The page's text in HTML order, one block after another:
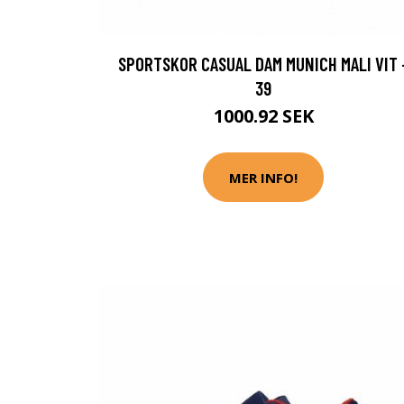
SPORTSKOR CASUAL DAM MUNICH MALI
39
1000.92 SEK
MER INFO!